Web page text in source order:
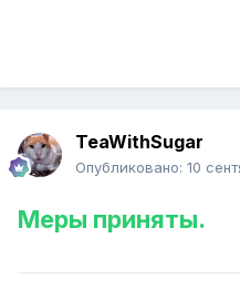
TeaWithSugar
Опубликовано: 10
Меры приняты.